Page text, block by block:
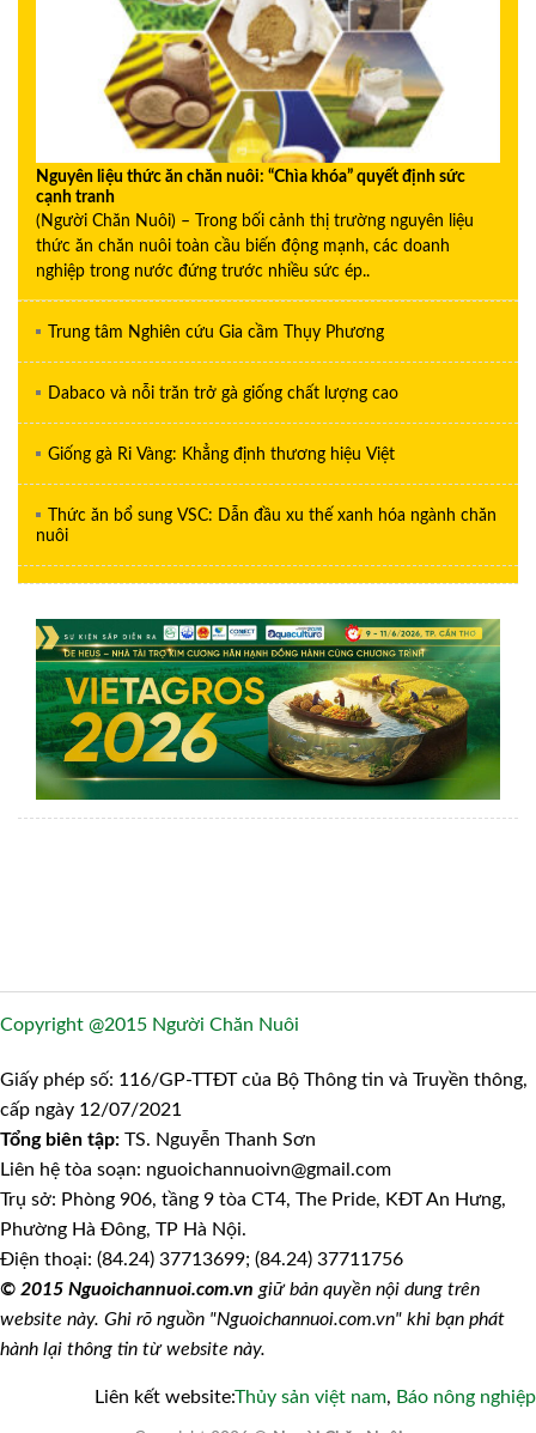
Nguyên liệu thức ăn chăn nuôi: “Chìa khóa” quyết định sức
cạnh tranh
(Người Chăn Nuôi) – Trong bối cảnh thị trường nguyên liệu
thức ăn chăn nuôi toàn cầu biến động mạnh, các doanh
nghiệp trong nước đứng trước nhiều sức ép..
Trung tâm Nghiên cứu Gia cầm Thụy Phương
Dabaco và nỗi trăn trở gà giống chất lượng cao
Giống gà Ri Vàng: Khẳng định thương hiệu Việt
Thức ăn bổ sung VSC: Dẫn đầu xu thế xanh hóa ngành chăn
nuôi
Copyright @2015 Người Chăn Nuôi
Giấy phép số: 116/GP-TTĐT của Bộ Thông tin và Truyền thông,
cấp ngày 12/07/2021
Tổng biên tập: TS. Nguyễn Thanh Sơn
Liên hệ tòa soạn: nguoichannuoivn@gmail.com
Trụ sở: Phòng 906, tầng 9 tòa CT4, The Pride, KĐT An Hưng,
Phường Hà Đông, TP Hà Nội.
Điện thoại: (84.24) 37713699; (84.24) 37711756
© 2015 Nguoichannuoi.com.vn giữ bản quyền nội dung trên
website này. Ghi rõ nguồn "Nguoichannuoi.com.vn" khi bạn phát
hành lại thông tin từ website này.
Liên kết website:Thủy sản việt nam, Báo nông nghiệp